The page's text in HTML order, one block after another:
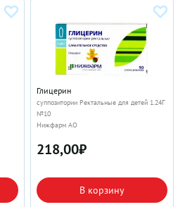
Глицерин
суппозитории Ректальные для детей 1.24Г
№10
Нижфарм АО
218,00₽
В корзину